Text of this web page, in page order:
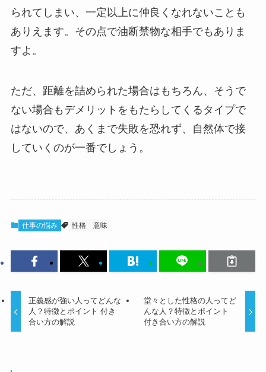
られてしまい、一定以上に仲良くなれないことも
ありえます。その点で油断禁物な相手でもありま
すよ。
ただ、距離を詰められた場合はもちろん、そうで
ない場合もデメリットをもたらしてくるタイプで
はないので、あくまで失敗を恐れず、自然体で接
していくのが一番でしょう。
仕事の悩み 性格 意味
正義感が強い人ってどんな
人？特徴とポイント 付き
合い方の解説
堂々とした性格の人ってど
んな人？特徴とポイント
付き合い方の解説